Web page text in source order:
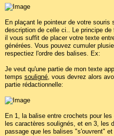
En plaçant le pointeur de votre souris
description de celle ci.. Le principe
il vous suffit de placer votre texte
générées. Vous pouvez cumuler
respectiez l'ordre des balises. Ex:
Je veut qu'une partie de mon texte
temps souligné , vous devrez alors
partie rédactionnelle:
En 1, la balise entre crochets pour
les caractères soulignés, et en 3, les
passage que les balises "s'ouvrent"